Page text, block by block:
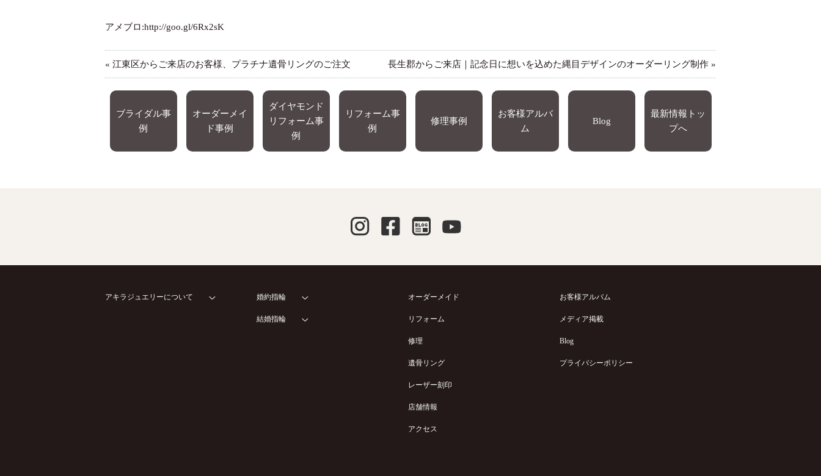
アメブロ:http://goo.gl/6Rx2sK
« 江東区からご来店のお客様、プラチナ遺骨リングのご注文 長生郡からご来店｜記念日に想いを込めた縄目デザインのオーダーリング制作 »
ブライダル事
例
オーダーメイ
ド事例
ダイヤモンド
リフォーム事
例
リフォーム事
例
修理事例
お客様アルバ
ム
Blog
最新情報トッ
プへ
アキラジュエリーについて 婚約指輪
結婚指輪
オーダーメイド
リフォーム
修理
遺骨リング
レーザー刻印
店舗情報
アクセス
お客様アルバム
メディア掲載
Blog
プライバシーポリシー